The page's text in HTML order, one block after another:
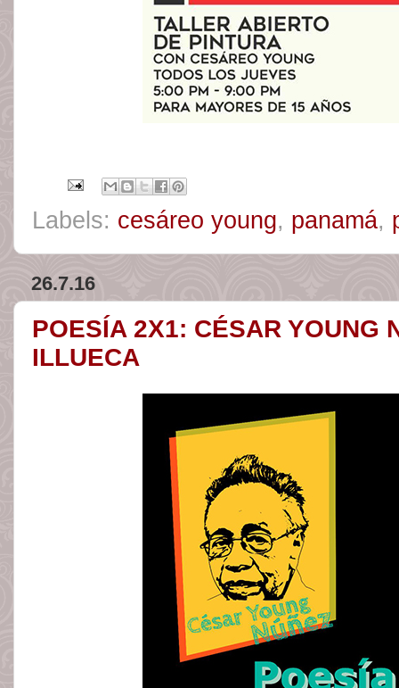
Labels: cesáreo young, panamá,
26.7.16
POESÍA 2X1: CÉSAR YOUNG
ILLUECA